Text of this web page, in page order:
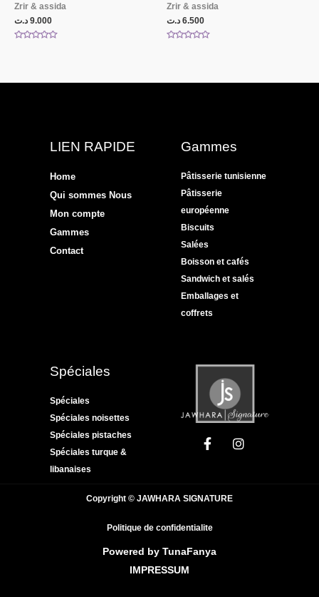
Zrir & assida
9.000 د.ت
Zrir & assida
6.500 د.ت
LIEN RAPIDE
Home
Qui sommes Nous
Mon compte
Gammes
Contact
Gammes
Pâtisserie tunisienne
Pâtisserie
européenne
Biscuits
Salées
Boisson et cafés
Sandwich et salés
Emballages et
coffrets
Spéciales
Spéciales
Spéciales noisettes
Spéciales pistaches
Spéciales turque &
libanaises
Copyright © JAWHARA SIGNATURE
Politique de confidentialite
Powered by TunaFanya
IMPRESSUM